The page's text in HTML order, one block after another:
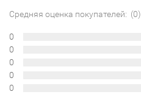
Средняя оценка покупателей: (0)
0
0
0
0
0